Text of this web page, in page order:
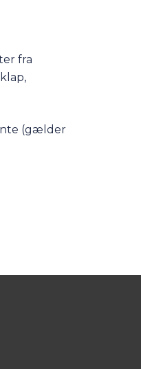
fra
(gælder